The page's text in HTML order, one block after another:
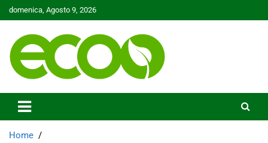
Skip
to
domenica, Agosto 9, 2026
Ecoo.it
Home